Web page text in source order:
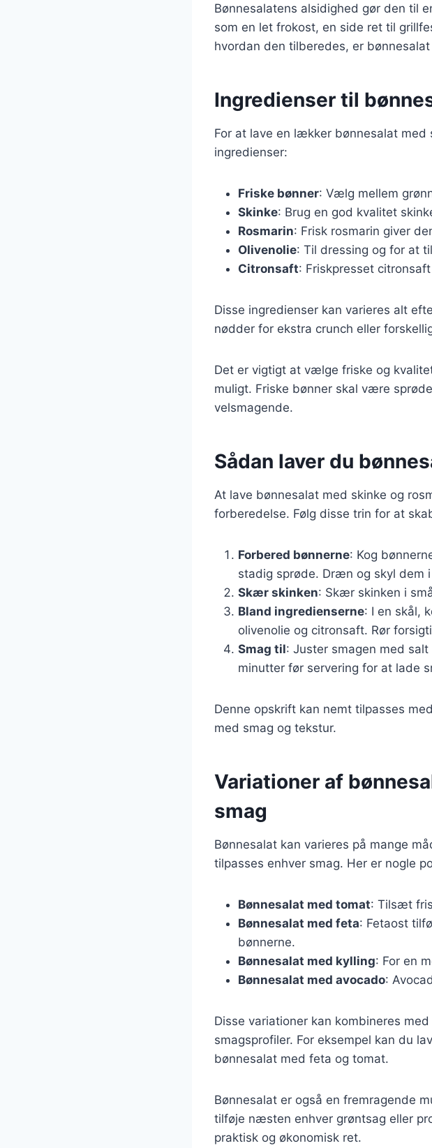
Bønnesalatens alsidighed gør den til
som en let frokost, en side ret til
hvordan den tilberedes, er
Ingredienser til
For at lave en lækker bønnesalat
ingredienser:
Friske bønner: Vælg mellem
Skinke: Brug en god kvalitet
Rosmarin: Frisk rosmarin giver
Olivenolie: Til dressing og for at
Citronsaft: Friskpresset
Disse ingredienser kan varieres alt
nødder for ekstra crunch eller
Det er vigtigt at vælge friske og
muligt. Friske bønner skal være
velsmagende.
Sådan laver du
At lave bønnesalat med skinke og
forberedelse. Følg disse trin for at
Forbered bønnerne: Kog
stadig sprøde. Dræn og skyl dem
Skær skinken: Skær skinken i
Bland ingredienserne: I en skål,
olivenolie og citronsaft. Rør
Smag til: Juster smagen med
minutter før servering for at lade
Denne opskrift kan nemt tilpasses
med smag og tekstur.
Variationer af
smag
Bønnesalat kan varieres på mange
tilpasses enhver smag. Her er nogle
Bønnesalat med tomat: Tilsæt
Bønnesalat med feta: Fetaost
bønnerne.
Bønnesalat med kylling: For en
Bønnesalat med avocado:
Disse variationer kan kombineres
smagsprofiler. For eksempel kan du
bønnesalat med feta og tomat.
Bønnesalat er også en fremragende
tilføje næsten enhver grøntsag eller
praktisk og økonomisk ret.